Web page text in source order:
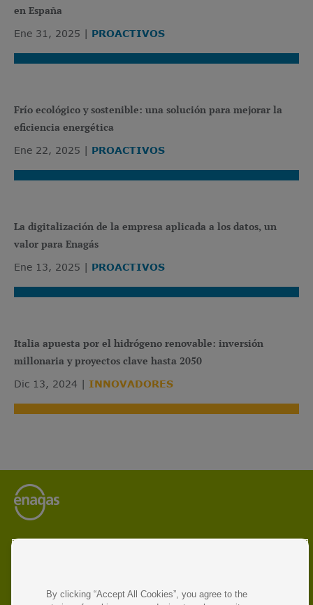
en España
Ene 31, 2025 PROACTIVOS
Frío ecológico y sostenible: una solución para mejorar la
eficiencia energética
Ene 22, 2025 PROACTIVOS
La digitalización de la empresa aplicada a los datos, un
valor para Enagás
Ene 13, 2025 PROACTIVOS
Italia apuesta por el hidrógeno renovable: inversión
millonaria y proyectos clave hasta 2050
Dic 13, 2024 INNOVADORES
Enagás es el operador líder de infraestructuras energéticas
La compañía opera en siete países y participa en proyectos
destinados a impulsar la economía circular y promover la
By clicking “Accept All Cookies”, you agree to the